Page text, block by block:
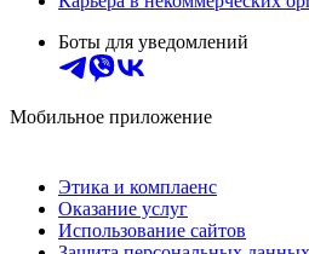
Боты для уведомлений
Мобильное приложение
Этика и комплаенс
Оказание услуг
Использование сайтов